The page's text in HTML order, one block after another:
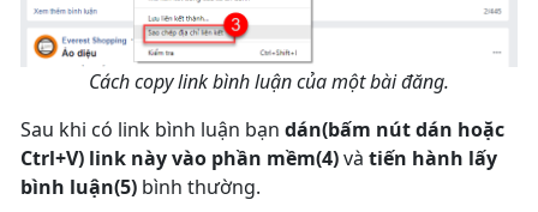
Cách copy link bình luận của một bài đăng.
Sau khi có link bình luận bạn dán(bấm nút dán hoặc
Ctrl+V) link này vào phần mềm(4)và tiến hành lấy
bình luận(5) bình thường.